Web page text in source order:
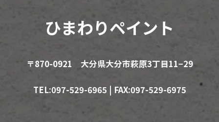
ひまわりペイント
〒870-0921 大分県大分市萩原3丁目11−29
TEL:097-529-6965 | FAX:097-529-6975